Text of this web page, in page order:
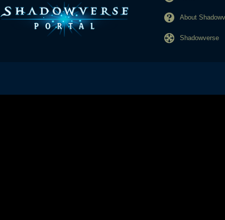
About
Shadowverse